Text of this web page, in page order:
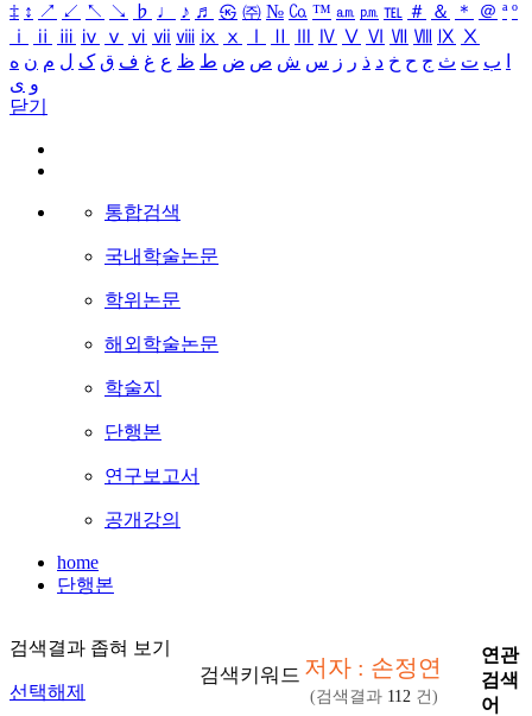
‡ ↕ ↗ ↙ ↖ ↘ ♭ ♩ ♪ ♬ ㉿ ㈜ № ㏇ ™ ㏂ ㏘ ℡ ＃ ＆ ＊ ＠ ª º
ⅰ
ⅱ ⅲ ⅳ ⅴ ⅵ ⅶ ⅷ ⅸ ⅹ Ⅳ Ⅴ Ⅵ Ⅶ Ⅷ Ⅸ Ⅹ
ب ت ث ج ح خ د ذ ر ز س ش ص ض ط ظ ع غ ف ق ک ل م ن ه
و ی
닫기
통합검색
국내학술논문
학위논문
해외학술논문
학술지
단행본
연구보고서
공개강의
home
단행본
검색결과 좁혀 보기
선택해제
검색키워드 저자 : 손정연
(검색결과 112 건)
연관
검색
어